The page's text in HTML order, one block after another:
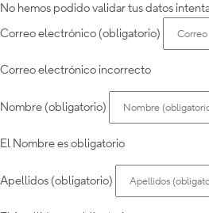
No hemos podido validar tus datos
Correo electrónico (obligatorio)
Correo electrónico incorrecto
Nombre (obligatorio)
El Nombre es obligatorio
Apellidos (obligatorio)